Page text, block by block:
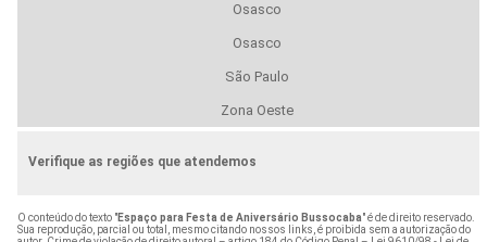
Osasco
Osasco
São Paulo
Zona Oeste
Verifique as regiões que atendemos
O conteúdo do texto "Espaço para Festa de Aniversário Bussocaba" é de direito reservado.
Sua reprodução, parcial ou total, mesmo citando nossos links, é proibida sem a autorização do